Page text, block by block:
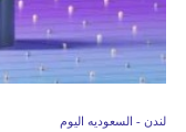
لندن - السعوديه اليوم